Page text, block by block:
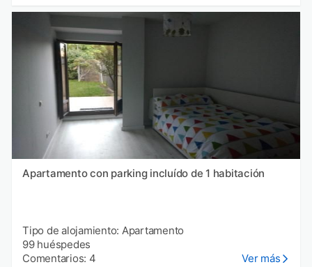
Apartamento con parking incluído de 1 habitación
Tipo de alojamiento: Apartamento
99 huéspedes
Comentarios: 4
Ver más